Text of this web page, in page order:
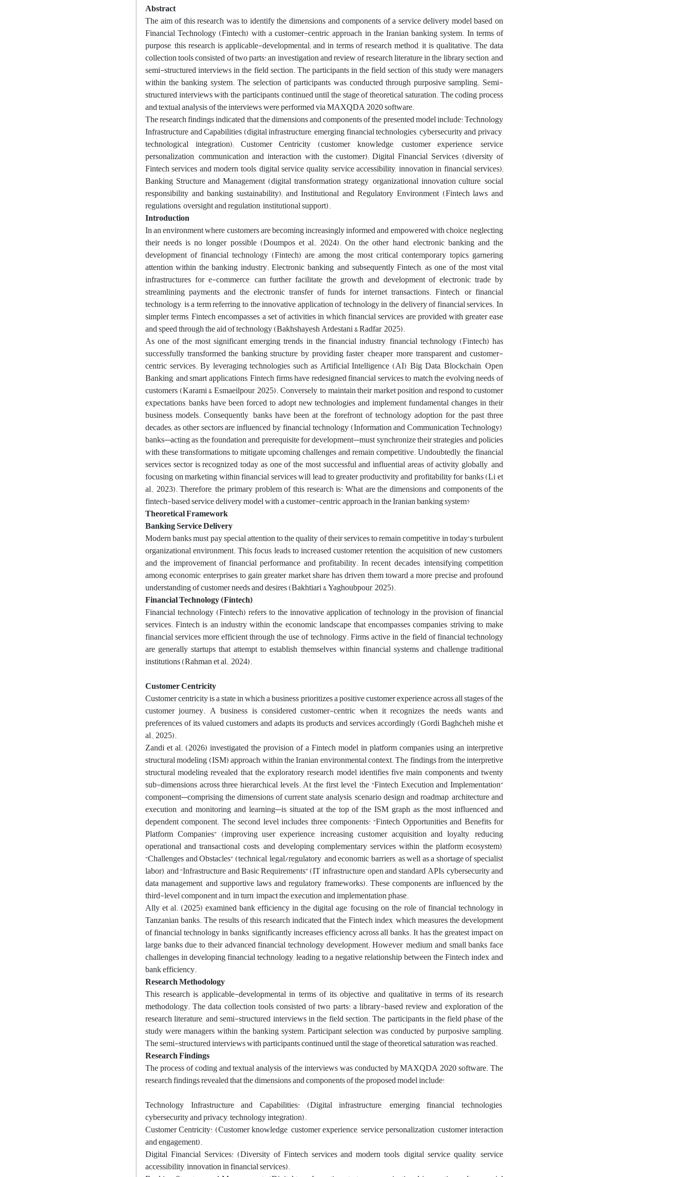
Abstract
The aim of this research was to identify the dimensions and components of a service delivery model based on
Financial Technology (Fintech) with a customer-centric approach in the Iranian banking system. In terms of
purpose, this research is applicable-developmental; and in terms of research method, it is qualitative. The data
collection tools consisted of two parts: an investigation and review of research literature in the library section, and
semi-structured interviews in the field section. The participants in the field section of this study were managers
within the banking system. The selection of participants was conducted through purposive sampling. Semi-
structured interviews with the participants continued until the stage of theoretical saturation. The coding process
and textual analysis of the interviews were performed via MAXQDA 2020 software.
The research findings indicated that the dimensions and components of the presented model include: Technology
Infrastructure and Capabilities (digital infrastructure, emerging financial technologies, cybersecurity and privacy,
technological integration); Customer Centricity (customer knowledge, customer experience, service
personalization, communication and interaction with the customer); Digital Financial Services (diversity of
Fintech services and modern tools, digital service quality, service accessibility, innovation in financial services);
Banking Structure and Management (digital transformation strategy, organizational innovation culture, social
responsibility and banking sustainability); and Institutional and Regulatory Environment (Fintech laws and
regulations, oversight and regulation, institutional support).
Introduction
In an environment where customers are becoming increasingly informed and empowered with choice, neglecting
their needs is no longer possible (Doumpos et al., 2024). On the other hand, electronic banking and the
development of financial technology (Fintech) are among the most critical contemporary topics garnering
attention within the banking industry. Electronic banking, and subsequently Fintech, as one of the most vital
infrastructures for e-commerce, can further facilitate the growth and development of electronic trade by
streamlining payments and the electronic transfer of funds for internet transactions. Fintech, or financial
technology, is a term referring to the innovative application of technology in the delivery of financial services. In
simpler terms, Fintech encompasses a set of activities in which financial services are provided with greater ease
and speed through the aid of technology (Bakhshayesh Ardestani & Radfar, 2025).
As one of the most significant emerging trends in the financial industry, financial technology (Fintech) has
successfully transformed the banking structure by providing faster, cheaper, more transparent, and customer-
centric services. By leveraging technologies such as Artificial Intelligence (AI), Big Data, Blockchain, Open
Banking, and smart applications, Fintech firms have redesigned financial services to match the evolving needs of
customers (Karami & Esmaeilpour, 2025). Conversely, to maintain their market position and respond to customer
expectations, banks have been forced to adopt new technologies and implement fundamental changes in their
business models. Consequently, banks have been at the forefront of technology adoption for the past three
decades; as other sectors are influenced by financial technology (Information and Communication Technology),
banks—acting as the foundation and prerequisite for development—must synchronize their strategies and policies
with these transformations to mitigate upcoming challenges and remain competitive. Undoubtedly, the financial
services sector is recognized today as one of the most successful and influential areas of activity globally, and
focusing on marketing within financial services will lead to greater productivity and profitability for banks (Li et
al., 2023). Therefore, the primary problem of this research is: What are the dimensions and components of the
fintech-based service delivery model with a customer-centric approach in the Iranian banking system?
Theoretical Framework
Banking Service Delivery
Modern banks must pay special attention to the quality of their services to remain competitive in today’s turbulent
organizational environment. This focus leads to increased customer retention, the acquisition of new customers,
and the improvement of financial performance and profitability. In recent decades, intensifying competition
among economic enterprises to gain greater market share has driven them toward a more precise and profound
understanding of customer needs and desires (Bakhtiari & Yaghoubpour, 2025).
Financial Technology (Fintech)
Financial technology (Fintech) refers to the innovative application of technology in the provision of financial
services. Fintech is an industry within the economic landscape that encompasses companies striving to make
financial services more efficient through the use of technology. Firms active in the field of financial technology
are generally startups that attempt to establish themselves within financial systems and challenge traditional
institutions (Rahman et al., 2024).
Customer Centricity
Customer centricity is a state in which a business prioritizes a positive customer experience across all stages of the
customer journey. A business is considered customer-centric when it recognizes the needs, wants, and
preferences of its valued customers and adapts its products and services accordingly (Gordi Baghcheh mishe et
al., 2025).
Zandi et al. (2026) investigated the provision of a Fintech model in platform companies using an interpretive
structural modeling (ISM) approach within the Iranian environmental context. The findings from the interpretive
structural modeling revealed that the exploratory research model identifies five main components and twenty
sub-dimensions across three hierarchical levels. At the first level, the “Fintech Execution and Implementation”
component—comprising the dimensions of current state analysis, scenario design and roadmap, architecture and
execution, and monitoring and learning—is situated at the top of the ISM graph as the most influenced and
dependent component. The second level includes three components: “Fintech Opportunities and Benefits for
Platform Companies” (improving user experience, increasing customer acquisition and loyalty, reducing
operational and transactional costs, and developing complementary services within the platform ecosystem),
“Challenges and Obstacles” (technical, legal/regulatory, and economic barriers, as well as a shortage of specialist
labor), and “Infrastructure and Basic Requirements” (IT infrastructure, open and standard APIs, cybersecurity and
data management, and supportive laws and regulatory frameworks). These components are influenced by the
third-level component and, in turn, impact the execution and implementation phase.
Ally et al. (2025) examined bank efficiency in the digital age, focusing on the role of financial technology in
Tanzanian banks. The results of this research indicated that the Fintech index, which measures the development
of financial technology in banks, significantly increases efficiency across all banks. It has the greatest impact on
large banks due to their advanced financial technology development. However, medium and small banks face
challenges in developing financial technology, leading to a negative relationship between the Fintech index and
bank efficiency.
Research Methodology
This research is applicable-developmental in terms of its objective, and qualitative in terms of its research
methodology. The data collection tools consisted of two parts: a library-based review and exploration of the
research literature, and semi-structured interviews in the field section. The participants in the field phase of the
study were managers within the banking system. Participant selection was conducted by purposive sampling.
The semi-structured interviews with participants continued until the stage of theoretical saturation was reached.
Research Findings
The process of coding and textual analysis of the interviews was conducted by MAXQDA 2020 software. The
research findings revealed that the dimensions and components of the proposed model include:
Technology Infrastructure and Capabilities: (Digital infrastructure, emerging financial technologies,
cybersecurity and privacy, technology integration).
Customer Centricity: (Customer knowledge, customer experience, service personalization, customer interaction
and engagement).
Digital Financial Services: (Diversity of Fintech services and modern tools, digital service quality, service
accessibility, innovation in financial services).